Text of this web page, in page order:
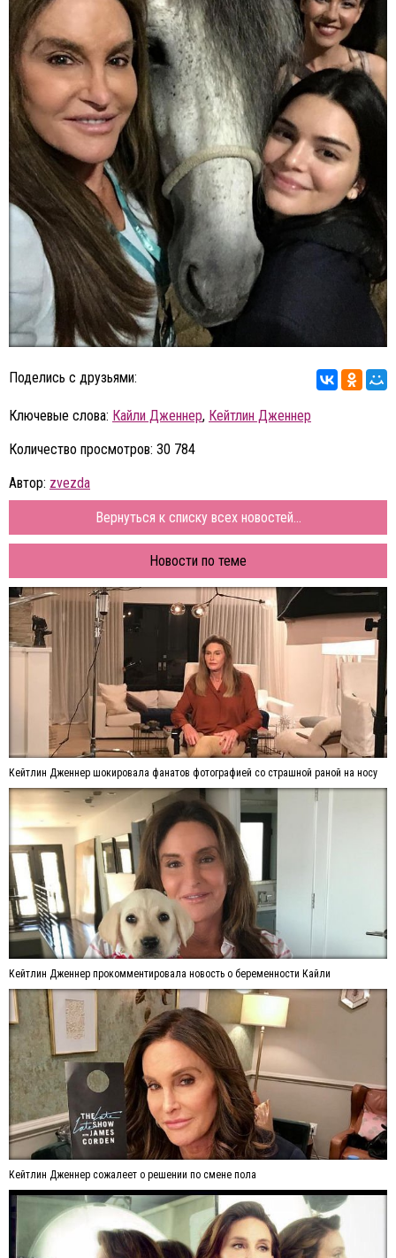
Поделись с друзьями:
Ключевые слова: Кайли Дженнер, Кейтлин Дженнер
Количество просмотров: 30 784
Автор: zvezda
Вернуться к списку всех новостей...
Новости по теме
Кейтлин Дженнер шокировала фанатов фотографией со страшной раной на носу
Кейтлин Дженнер прокомментировала новость о беременности Кайли
Кейтлин Дженнер сожалеет о решении по смене пола